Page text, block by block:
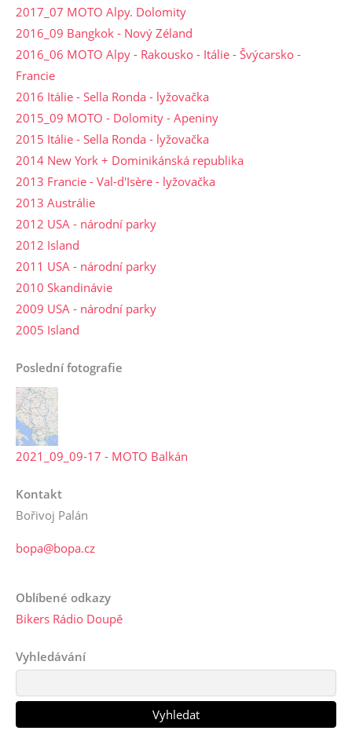
2017_07 MOTO Alpy. Dolomity
2016_09 Bangkok - Nový Zéland
2016_06 MOTO Alpy - Rakousko - Itálie - Švýcarsko -
Francie
2016 Itálie - Sella Ronda - lyžovačka
2015_09 MOTO - Dolomity - Apeniny
2015 Itálie - Sella Ronda - lyžovačka
2014 New York + Dominikánská republika
2013 Francie - Val-d'Isère - lyžovačka
2013 Austrálie
2012 USA - národní parky
2012 Island
2011 USA - národní parky
2010 Skandinávie
2009 USA - národní parky
2005 Island
Poslední fotografie
2021_09_09-17 - MOTO Balkán
Kontakt
Bořivoj Palán
bopa@bopa.cz
Oblíbené odkazy
Bikers Rádio Doupě
Vyhledávání